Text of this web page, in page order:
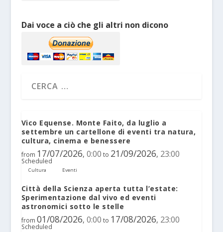
Dai voce a ciò che gli altri non dicono
Vico Equense. Monte Faito, da luglio a
settembre un cartellone di eventi tra natura,
cultura, cinema e benessere
from 17/07/2026, 0:00 to 21/09/2026, 23:00
Scheduled
Cultura Eventi
Città della Scienza aperta tutta l’estate:
Sperimentazione dal vivo ed eventi
astronomici sotto le stelle
from 01/08/2026, 0:00 to 17/08/2026, 23:00
Scheduled